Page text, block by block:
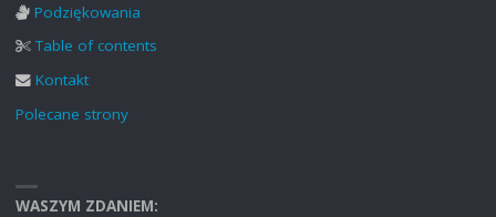
Podziękowania
Table of contents
Kontakt
Polecane strony
WASZYM ZDANIEM: